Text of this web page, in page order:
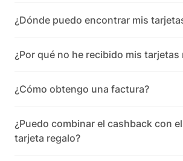
¿Dónde puedo encontrar mis
¿Por qué no he recibido mis tarjetas
¿Cómo obtengo una factura?
¿Puedo combinar el cashback con
tarjeta regalo?